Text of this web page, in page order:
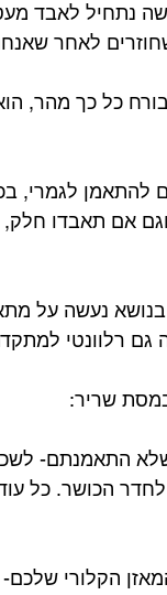
נתחיל לאבד
שחוזרים לאחר
כל כך מהר,
להתאמן לגמרי,
אם תאבדו
בנושא נעשה על
גם רלוונטי
שלא התאמנתם-
לחדר הכושר. כל
הקלורי